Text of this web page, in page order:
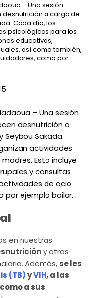
– Una sesión
a cargo de
Cada día, los
psicológicas para los
educativas,
así como también,
como por
– Una sesión
desnutrición a
Seybou Sakada.
actividades
Esto incluye
y consultas
de ocio
por ejemplo bailar.
en nuestras
y otras
Además, se les
(TB)yVIH, a las
a sus